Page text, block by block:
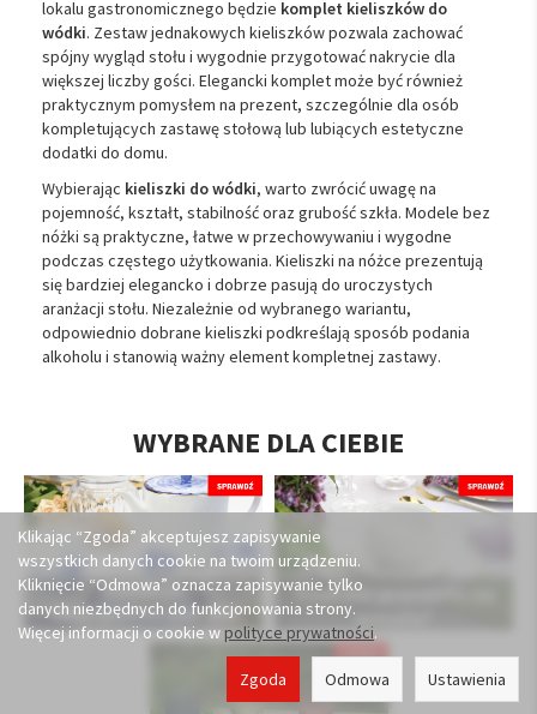
lokalu gastronomicznego będzie komplet kieliszków do
wódki. Zestaw jednakowych kieliszków pozwala zachować
spójny wygląd stołu i wygodnie przygotować nakrycie dla
większej liczby gości. Elegancki komplet może być również
praktycznym pomysłem na prezent, szczególnie dla osób
kompletujących zastawę stołową lub lubiących estetyczne
dodatki do domu.
Wybierając kieliszki do wódki, warto zwrócić uwagę na
pojemność, kształt, stabilność oraz grubość szkła. Modele bez
nóżki są praktyczne, łatwe w przechowywaniu i wygodne
podczas częstego użytkowania. Kieliszki na nóżce prezentują
się bardziej elegancko i dobrze pasują do uroczystych
aranżacji stołu. Niezależnie od wybranego wariantu,
odpowiednio dobrane kieliszki podkreślają sposób podania
alkoholu i stanowią ważny element kompletnej zastawy.
WYBRANE DLA CIEBIE
Kolekcje
skomponowane dla
Ciebie
Szukasz prezentu na
Klikając “Zgoda” akceptujesz zapisywanie
wszystkich danych cookie na twoim urządzeniu.
Kliknięcie “Odmowa” oznacza zapisywanie tylko
danych niezbędnych do funkcjonowania strony.
Więcej informacji o cookie w polityce prywatności.
Ustawienia
Odmowa
Zgoda